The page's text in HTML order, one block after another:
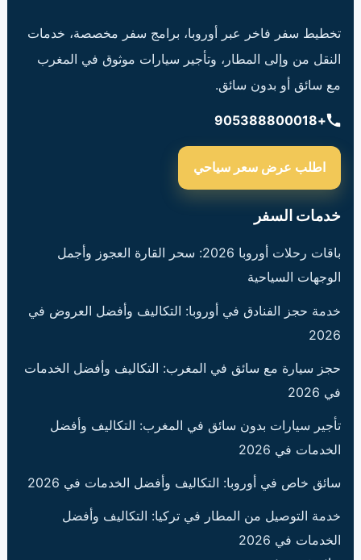
تخطيط سفر فاخر عبر أوروبا، برامج سفر مخصصة، خدمات
النقل من وإلى المطار، وتأجير سيارات موثوق في المغرب
مع سائق أو بدون سائق.
+905388800018
اطلب عرض سعر سياحي
خدمات السفر
باقات رحلات أوروبا 2026: سحر القارة العجوز وأجمل
الوجهات السياحية
خدمة حجز الفنادق في أوروبا: التكاليف وأفضل العروض في
2026
حجز سيارة مع سائق في المغرب: التكاليف وأفضل الخدمات
في 2026
تأجير سيارات بدون سائق في المغرب: التكاليف وأفضل
الخدمات في 2026
سائق خاص في أوروبا: التكاليف وأفضل الخدمات في 2026
خدمة التوصيل من المطار في تركيا: التكاليف وأفضل
الخدمات في 2026